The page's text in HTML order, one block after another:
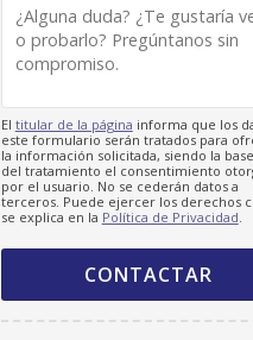
El titular de la página informa que los
este formulario serán tratados para
la información solicitada, siendo la
del tratamiento el consentimiento
por el usuario. No se cederán datos a
terceros. Puede ejercer los derechos
se explica en la Política de Privacidad.